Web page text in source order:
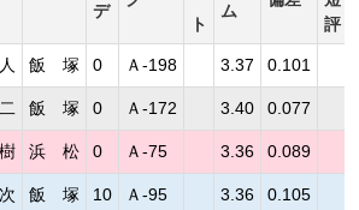
デ
ト
ム
評
飯 塚 0 Ａ-198 3.37 0.101
飯 塚 0 Ａ-172 3.40 0.077
浜 松 0 Ａ-75 3.36 0.089
飯 塚 10 Ａ-95 3.36 0.105